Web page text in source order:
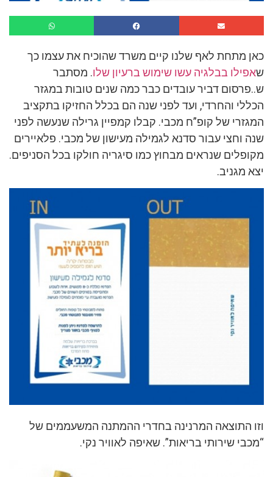
כאן מתחת לאף שלנו קיים משרד שהוכיח את עצמו כך
שאפילו בבלגיה עשו שימוש ברעיון שלו. מסתבר
ש..פרסום דביר עובדים כבר כמה שנים טובות במגזר
הכללי והחרדי, ועד לפני שנה הם בכלל החזיקו בתקציב
המגזרי של קופ”ח מכבי. קבלו קמפיין גרילה שנעשה לפני
שנה וחצי עבור סדנא לגמילה מעישון של מכבי. פלאיירים
מקופלים שנראים מבחוץ כמו סיגריה חולקו בכל הסניפים.
יצא מגניב.
וזו התוצאה המרנינה בחדרי ההמתנה המשעממים של
“מכבי שירותי בריאות”. שאיפה לאוויר נקי.